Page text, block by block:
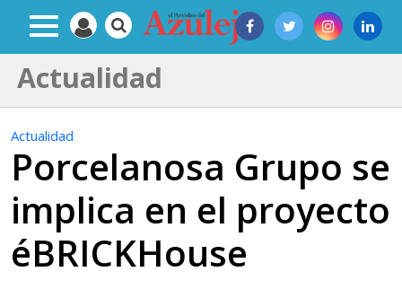
Actualidad
Actualidad
Porcelanosa Grupo se
implica en el proyecto
éBRICKHouse